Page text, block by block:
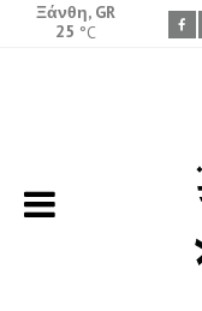
Ξάνθη, GR
25 °C